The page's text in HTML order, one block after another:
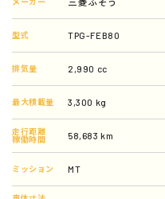
型式 TPG-FEB80
排気量 2,990 cc
最大積載量 3,300 kg
走行距離
稼働時間
58,683 km
ミッション MT